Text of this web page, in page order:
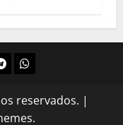
reservados. |